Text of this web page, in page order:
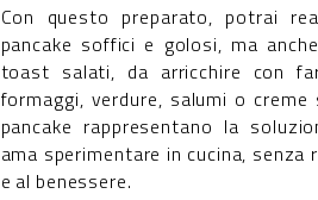
Con questo preparato, potrai
pancake soffici e golosi, ma
toast salati, da arricchire con
formaggi, verdure, salumi o creme
pancake rappresentano la
ama sperimentare in cucina, senza
e al benessere.